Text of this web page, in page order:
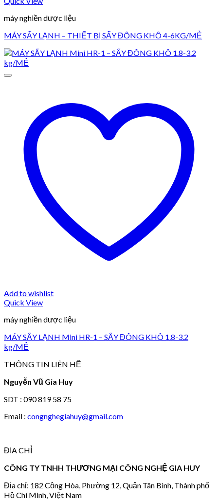
máy nghiền dược liệu
MÁY SẤY LẠNH – THIẾT BỊ SẤY ĐÔNG KHÔ 4-6KG/MẺ
Add to wishlist
Quick View
máy nghiền dược liệu
MÁY SẤY LẠNH Mini HR-1 – SẤY ĐÔNG KHÔ 1.8-3.2
kg/MẺ
THÔNG TIN LIÊN HỆ
Nguyễn Vũ Gia Huy
SDT : 090 819 58 75
Email : congnghegiahuy@gmail.com
ĐỊA CHỈ
CÔNG TY TNHH THƯƠNG MẠI CÔNG NGHỆ GIA HUY
Địa chỉ: 182 Cộng Hòa, Phường 12, Quận Tân Bình, Thành phố
Hồ Chí Minh, Việt Nam